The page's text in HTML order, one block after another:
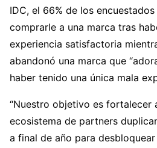
IDC, el 66% de los
comprarle a una marca tras
experiencia satisfactoria
abandonó una marca que
haber tenido una única mala
“Nuestro objetivo es fortalecer
ecosistema de partners
a final de año para